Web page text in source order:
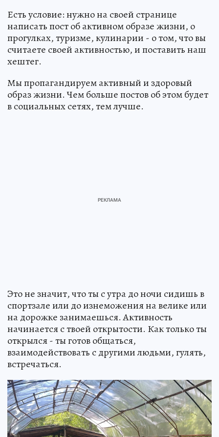
Есть условие: нужно на своей странице
написать пост об активном образе жизни, о
прогулках, туризме, кулинарии - о том, что вы
считаете своей активностью, и поставить наш
хештег.
Мы пропагандируем активный и здоровый
образ жизни. Чем больше постов об этом будет
в социальных сетях, тем лучше.
Это не значит, что ты с утра до ночи сидишь в
спортзале или до изнеможения на велике или
на дорожке занимаешься. Активность
начинается с твоей открытости. Как только ты
открылся - ты готов общаться,
взаимодействовать с другими людьми, гулять,
встречаться.